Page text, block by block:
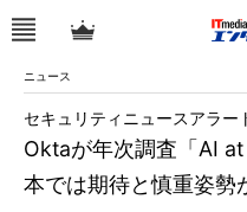
ニュース
Oktaが年次調査「AI
本では期待と慎重姿勢
セキュリティニュースアラー